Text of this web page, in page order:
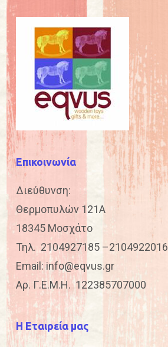
Επικοινωνία
Διεύθυνση:
Θερμοπυλών 121Α
18345 Μοσχάτο
Τηλ. 2104927185–2104922016
Email:info@eqvus.gr
Αρ. Γ.Ε.Μ.Η. 122385707000
Η Εταιρεία μας